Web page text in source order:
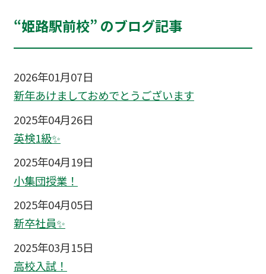
“姫路駅前校” のブログ記事
2026年01月07日
新年あけましておめでとうございます
2025年04月26日
英検1級✨
2025年04月19日
小集団授業！
2025年04月05日
新卒社員✨
2025年03月15日
高校入試！